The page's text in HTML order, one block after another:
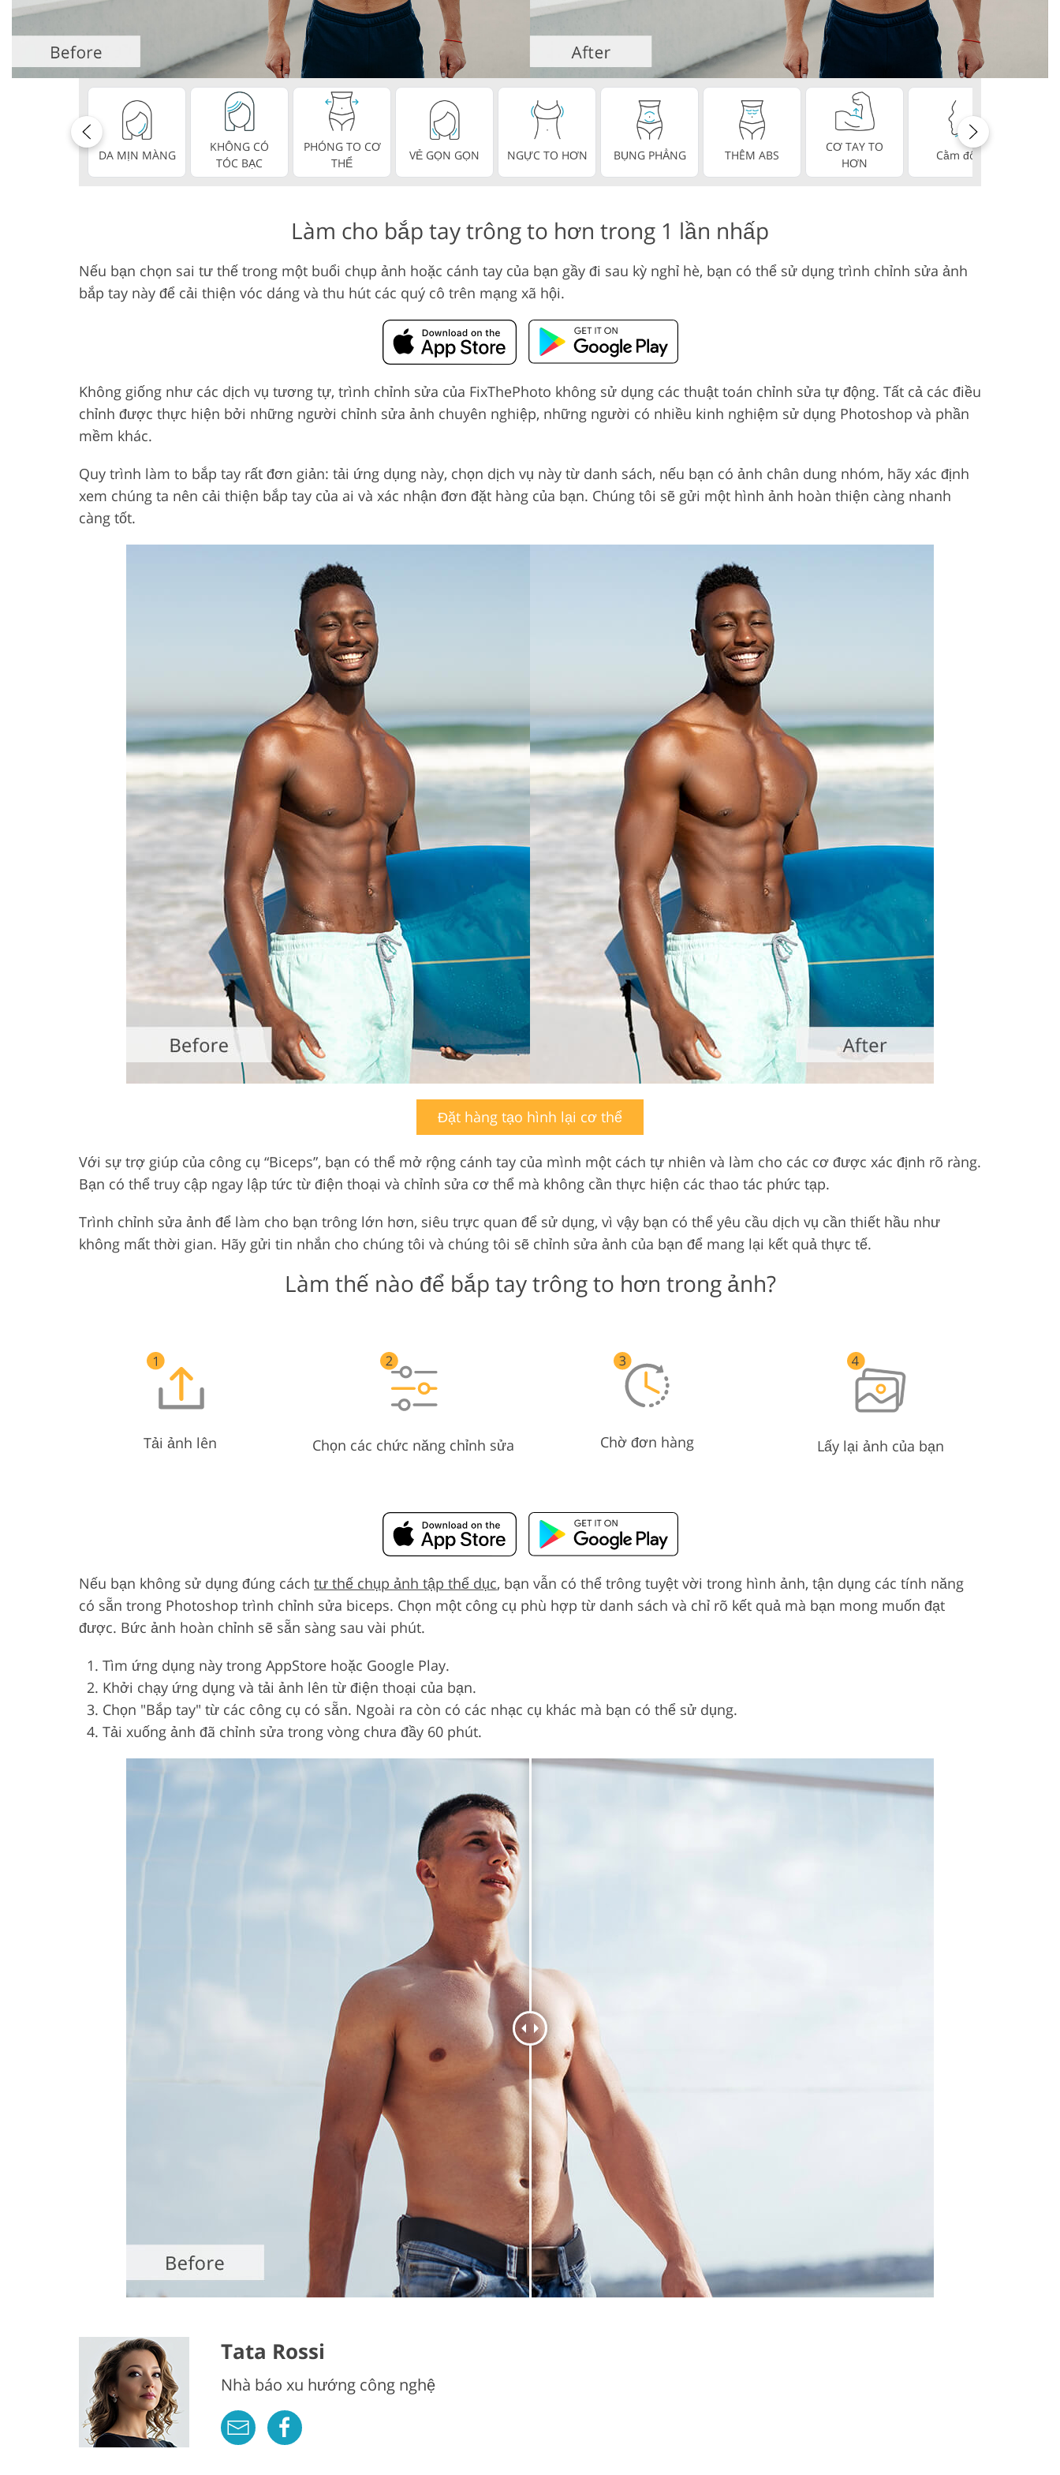
Dịch vụ chỉnh sửa sản
Dịch vụ sửa lại đồ trang sức
DA MỊN MÀNG
KHÔNG CÓ
TÓC BẠC
PHÓNG TO CƠ
THỂ
VẺ GỌN GỌN NGỰC TO HƠN BỤNG PHẲNG THÊM ABS
CƠ TAY TO
HƠN
Cằm đôi
Làm cho bắp tay trông to hơn trong 1 lần nhấp
Nếu bạn chọn sai tư thế trong một buổi chụp ảnh hoặc cánh tay của bạn gầy đi sau kỳ nghỉ hè, bạn có thể sử dụng trình chỉnh sửa ảnh
bắp tay này để cải thiện vóc dáng và thu hút các quý cô trên mạng xã hội.
Không giống như các dịch vụ tương tự, trình chỉnh sửa của FixThePhoto không sử dụng các thuật toán chỉnh sửa tự động. Tất cả các điều
chỉnh được thực hiện bởi những người chỉnh sửa ảnh chuyên nghiệp, những người có nhiều kinh nghiệm sử dụng Photoshop và phần
mềm khác.
Quy trình làm to bắp tay rất đơn giản: tải ứng dụng này, chọn dịch vụ này từ danh sách, nếu bạn có ảnh chân dung nhóm, hãy xác định
xem chúng ta nên cải thiện bắp tay của ai và xác nhận đơn đặt hàng của bạn. Chúng tôi sẽ gửi một hình ảnh hoàn thiện càng nhanh
càng tốt.
Đặt hàng tạo hình lại cơ thể
Với sự trợ giúp của công cụ “Biceps”, bạn có thể mở rộng cánh tay của mình một cách tự nhiên và làm cho các cơ được xác định rõ ràng.
Bạn có thể truy cập ngay lập tức từ điện thoại và chỉnh sửa cơ thể mà không cần thực hiện các thao tác phức tạp.
Trình chỉnh sửa ảnh để làm cho bạn trông lớn hơn, siêu trực quan để sử dụng, vì vậy bạn có thể yêu cầu dịch vụ cần thiết hầu như
không mất thời gian. Hãy gửi tin nhắn cho chúng tôi và chúng tôi sẽ chỉnh sửa ảnh của bạn để mang lại kết quả thực tế.
Làm thế nào để bắp tay trông to hơn trong ảnh?
Tải ảnh lên Chọn các chức năng chỉnh sửa Chờ đơn hàng Lấy lại ảnh của bạn
Nếu bạn không sử dụng đúng cách tư thế chụp ảnh tập thể dục, bạn vẫn có thể trông tuyệt vời trong hình ảnh, tận dụng các tính năng
có sẵn trong Photoshop trình chỉnh sửa biceps. Chọn một công cụ phù hợp từ danh sách và chỉ rõ kết quả mà bạn mong muốn đạt
được. Bức ảnh hoàn chỉnh sẽ sẵn sàng sau vài phút.
Tìm ứng dụng này trong AppStore hoặc Google Play.
Khởi chạy ứng dụng và tải ảnh lên từ điện thoại của bạn.
Chọn "Bắp tay" từ các công cụ có sẵn. Ngoài ra còn có các nhạc cụ khác mà bạn có thể sử dụng.
Tải xuống ảnh đã chỉnh sửa trong vòng chưa đầy 60 phút.
Tata Rossi
Nhà báo xu hướng công nghệ